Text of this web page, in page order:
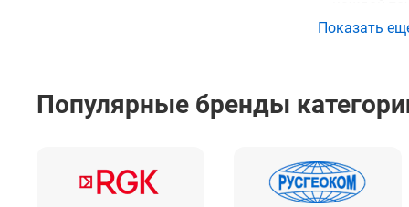
формы
Показать
Популярные бренды